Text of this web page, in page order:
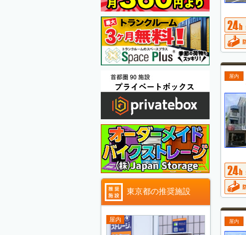
屋内
屋内
東京都の推奨施設
屋内